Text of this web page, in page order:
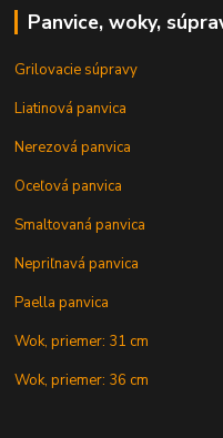
Panvice, woky,
Grilovacie súpravy
Liatinová panvica
Nerezová panvica
Oceľová panvica
Smaltovaná panvica
Nepriľnavá panvica
Paella panvica
Wok, priemer: 31 cm
Wok, priemer: 36 cm